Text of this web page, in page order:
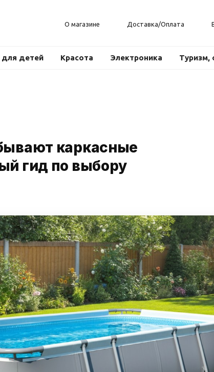
О магазине Доставка/Оплата
детей Красота Электроника Туризм,
каркасные
гид по выбору